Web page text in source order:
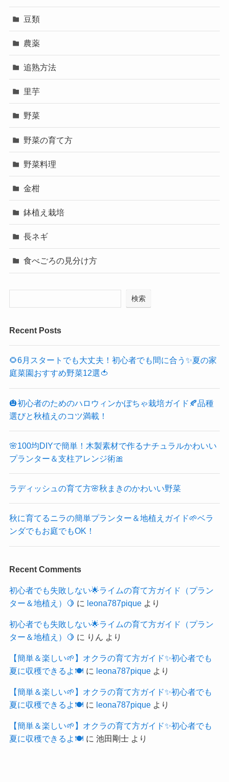
豆類
農薬
追熟方法
里芋
野菜
野菜の育て方
野菜料理
金柑
鉢植え栽培
長ネギ
食べごろの見分け方
検索
Recent Posts
🌻6月スタートでも大丈夫！初心者でも間に合う✨夏の家
庭菜園おすすめ野菜12選🍅
🎃初心者のためのハロウィンかぼちゃ栽培ガイド🍂品種
選びと秋植えのコツ満載！
🌸100均DIYで簡単！木製素材で作るナチュラルかわいい
プランター＆支柱アレンジ術🎀
ラディッシュの育て方🌸秋まきのかわいい野菜
秋に育てるニラの簡単プランター＆地植えガイド🌱ベラ
ンダでもお庭でもOK！
Recent Comments
初心者でも失敗しない🌟ライムの育て方ガイド（プラン
ター＆地植え）🍋 に leona787piqueより
初心者でも失敗しない🌟ライムの育て方ガイド（プラン
ター＆地植え）🍋 に りん より
【簡単＆楽しい🌱】オクラの育て方ガイド✨初心者でも
夏に収穫できるよ🍽️ に leona787piqueより
【簡単＆楽しい🌱】オクラの育て方ガイド✨初心者でも
夏に収穫できるよ🍽️ に leona787piqueより
【簡単＆楽しい🌱】オクラの育て方ガイド✨初心者でも
夏に収穫できるよ🍽️ に 池田剛士より